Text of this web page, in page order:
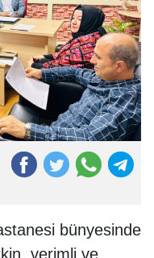
bünyesinde
verimli ve